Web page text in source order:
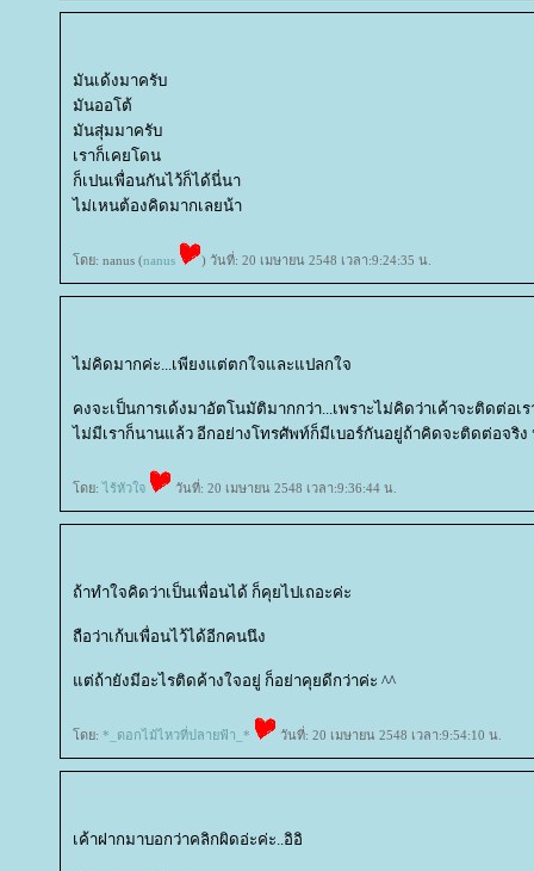
มันเด้งมาครับ
มันออโต้
มันสุ่มมาครับ
เราก็เคยโดน
ก็เปนเพื่อนกันไว้ก็ได้นี่นา
ไม่เหนต้องคิดมากเลยน้า
ดย: nanus (nanus ) วันที่: 20 เมษายน 2548 เวลา:9:24:35 น.
ไม่คิดมากค่ะ...เพียงแต่ตกใจและแปลกใจ
คงจะเป็นการเด้งมาอัตโนมัติมากกว่า...เพราะไม่คิดว่าเค้าจะติดต่อเ
ไม่มีเราก็นานแล้ว อีกอย่างโทรศัพท์ก็มีเบอร์กันอยู่ถ้าคิดจะติดต่อจริง
ดย:ไร้หัวใจ วันที่: 20 เมษายน 2548 เวลา:9:36:44 น.
ถ้าทำใจคิดว่าเป็นเพื่อนได้ ก็คุยไปเถอะค่ะ
ถือว่าเก้บเพื่อนไว้ได้อีกคนนึง
ต่ถ้ายังมีอะไรติดค้างใจอยู่ ก็อย่าคุยดีกว่าค่ะ ^^
ดย: *_ดอกไม้ไหวที่ปลายฟ้า_* วันที่: 20 เมษายน 2548 เวลา:9:54:10 น.
เค้าฝากมาบอกว่าคลิกผิดอ่ะค่ะ..อิอิ